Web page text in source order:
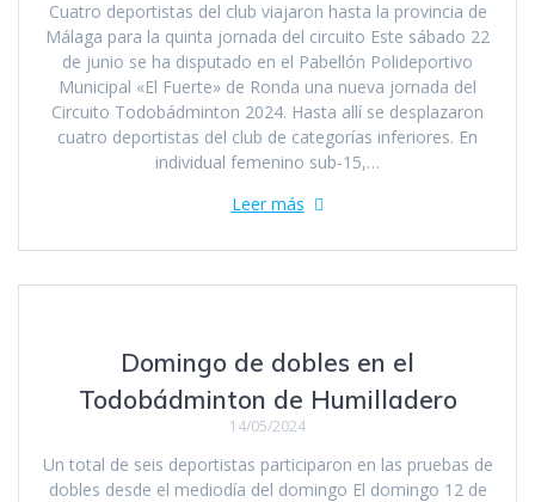
Cuatro deportistas del club viajaron hasta la provincia de
Málaga para la quinta jornada del circuito Este sábado 22
de junio se ha disputado en el Pabellón Polideportivo
Municipal «El Fuerte» de Ronda una nueva jornada del
Circuito Todobádminton 2024. Hasta allí se desplazaron
cuatro deportistas del club de categorías inferiores. En
individual femenino sub-15,…
Leer más
Domingo de dobles en el
Todobádminton de Humilladero
14/05/2024
Un total de seis deportistas participaron en las pruebas de
dobles desde el mediodía del domingo El domingo 12 de